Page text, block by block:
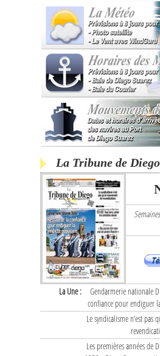
La Tribune de
La Une :
Gendarmerie nationale
confiance pour endiguer
Le syndicalisme n’est pas
Les premières années de